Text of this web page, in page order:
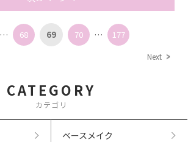
… 68 69 70 … 177
Next
CATEGORY
カテゴリ
ベースメイク